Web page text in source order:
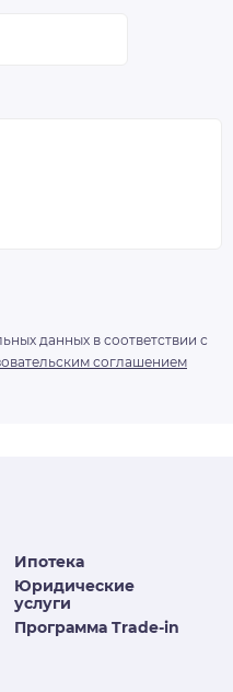
данных в соответствии с
соглашением
Ипотека
Юридические
услуги
Программа Trade-in